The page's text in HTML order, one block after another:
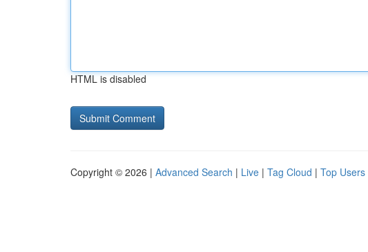
HTML is disabled
Copyright © 2026 | Advanced Search | Live | Tag Cloud | Top Users